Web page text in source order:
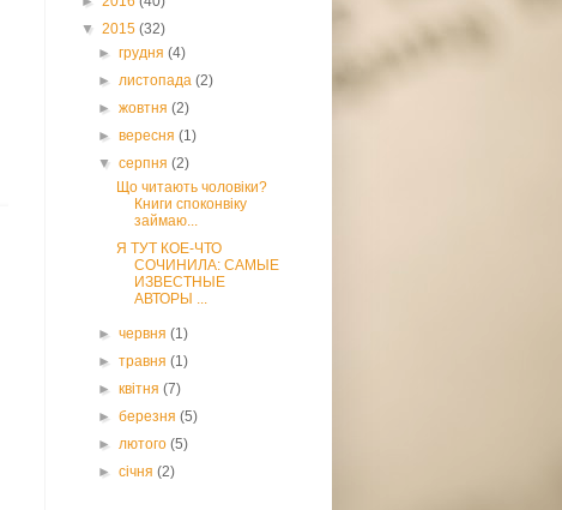
▼ 2015 (32)
►грудня(4)
►листопада(2)
►жовтня(2)
►вересня(1)
▼серпня(2)
Що читають чоловіки?
Книги споконвіку
займаю...
Я ТУТ КОЕ-ЧТО
СОЧИНИЛА: CАМЫЕ
ИЗВЕСТНЫЕ
АВТОРЫ ...
►червня(1)
►травня(1)
►квітня(7)
►березня(5)
►лютого(5)
►січня(2)